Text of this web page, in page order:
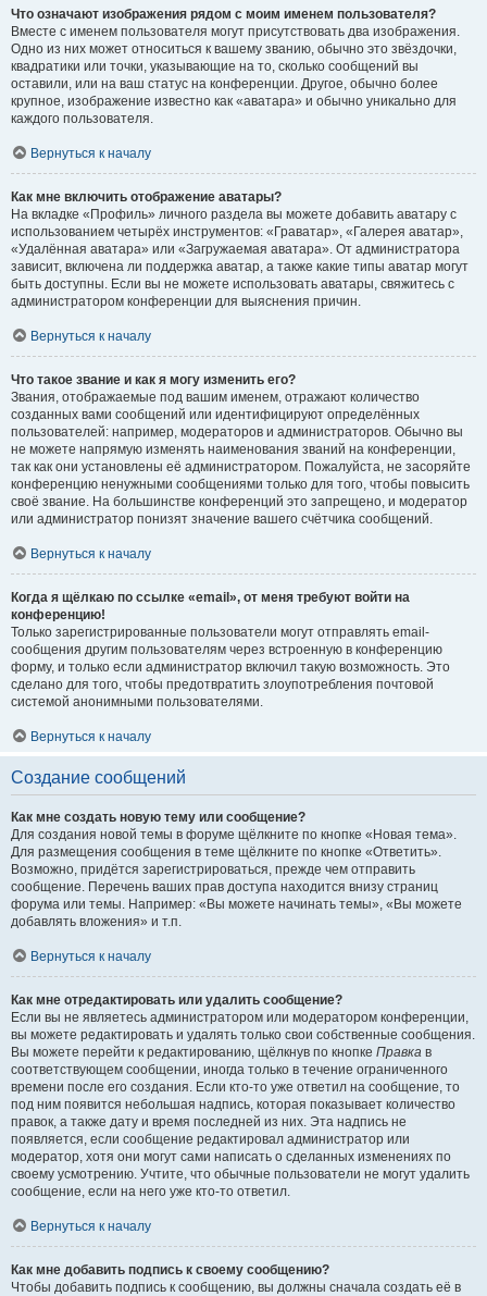
Что означают изображения рядом с моим именем пользователя?
Вместе с именем пользователя могут присутствовать два изображения.
Одно из них может относиться к вашему званию, обычно это звёздочки,
квадратики или точки, указывающие на то, сколько сообщений вы
оставили, или на ваш статус на конференции. Другое, обычно более
крупное, изображение известно как «аватара» и обычно уникально для
каждого пользователя.
Вернуться к началу
Как мне включить отображение аватары?
На вкладке «Профиль» личного раздела вы можете добавить аватару с
использованием четырёх инструментов: «Граватар», «Галерея аватар»,
«Удалённая аватара» или «Загружаемая аватара». От администратора
зависит, включена ли поддержка аватар, а также какие типы аватар могут
быть доступны. Если вы не можете использовать аватары, свяжитесь с
администратором конференции для выяснения причин.
Вернуться к началу
Что такое звание и как я могу изменить его?
Звания, отображаемые под вашим именем, отражают количество
созданных вами сообщений или идентифицируют определённых
пользователей: например, модераторов и администраторов. Обычно вы
не можете напрямую изменять наименования званий на конференции,
так как они установлены её администратором. Пожалуйста, не засоряйте
конференцию ненужными сообщениями только для того, чтобы повысить
своё звание. На большинстве конференций это запрещено, и модератор
или администратор понизят значение вашего счётчика сообщений.
Вернуться к началу
Когда я щёлкаю по ссылке «email», от меня требуют войти на
конференцию!
Только зарегистрированные пользователи могут отправлять email-
сообщения другим пользователям через встроенную в конференцию
форму, и только если администратор включил такую возможность. Это
сделано для того, чтобы предотвратить злоупотребления почтовой
системой анонимными пользователями.
Вернуться к началу
Создание сообщений
Как мне создать новую тему или сообщение?
Для создания новой темы в форуме щёлкните по кнопке «Новая тема».
Для размещения сообщения в теме щёлкните по кнопке «Ответить».
Возможно, придётся зарегистрироваться, прежде чем отправить
сообщение. Перечень ваших прав доступа находится внизу страниц
форума или темы. Например: «Вы можете начинать темы», «Вы можете
добавлять вложения» и т.п.
Вернуться к началу
Как мне отредактировать или удалить сообщение?
Если вы не являетесь администратором или модератором конференции,
вы можете редактировать и удалять только свои собственные сообщения.
Вы можете перейти к редактированию, щёлкнув по кнопке Правка в
соответствующем сообщении, иногда только в течение ограниченного
времени после его создания. Если кто-то уже ответил на сообщение, то
под ним появится небольшая надпись, которая показывает количество
правок, а также дату и время последней из них. Эта надпись не
появляется, если сообщение редактировал администратор или
модератор, хотя они могут сами написать о сделанных изменениях по
своему усмотрению. Учтите, что обычные пользователи не могут удалить
сообщение, если на него уже кто-то ответил.
Вернуться к началу
Как мне добавить подпись к своему сообщению?
Чтобы добавить подпись к сообщению, вы должны сначала создать её в